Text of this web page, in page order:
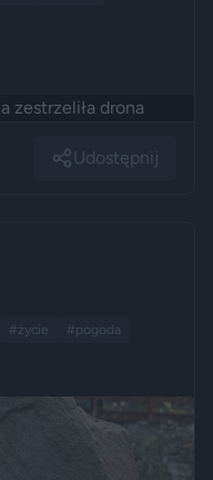
Udostępnij
#życie
#pogoda